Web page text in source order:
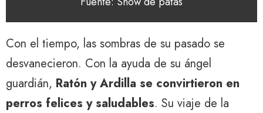
Con el tiempo, las sombras de su pasado se
desvanecieron. Con la ayuda de su ángel
guardián, Ratón y Ardilla se convirtieron en
perros felices y saludables. Su viaje de la